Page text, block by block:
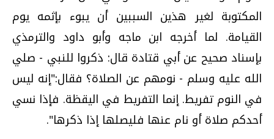
المكتوبة لغير هذين السببين أن يبوء بإثمه يوم
القيامة. لما أخرجه ابن ماجه وأبو داود والترمذي
بإسناد صحيح عن أبي قتادة قال: ذكروا للنبي - صلي
الله عليه وسلم - نومهم عن الصلاة؟ فقال:"إنه ليس
في النوم تفريط. إنما التفريط في اليقظة. فإذا نسي
أحدكم صلاة أو نام عنها فليصلها إذا ذكرها".